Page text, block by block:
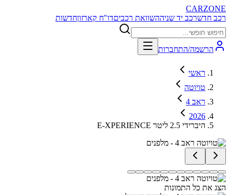
CARZONE
רכב חדשרכב יד שניההשוואת רכביםדו"ח קארזוןחדשות
הרשמה/התחברות
ראשי
טויוטה
ראב 4
2026
E-XPERIENCE היברידי 2.5 ליטר
הצג את כל התמונות